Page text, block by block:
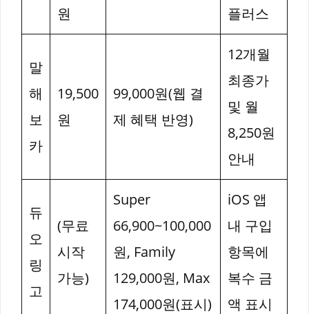
원
플러스
말
해
보
카
19,500
원
99,000원(웹 결
제 혜택 반영)
12개월
최종가
및 월
8,250원
안내
듀
오
링
고
(무료
시작
가능)
Super
66,900~100,000
원, Family
129,000원, Max
174,000원(표시)
iOS 앱
내 구입
항목에
복수 금
액 표시